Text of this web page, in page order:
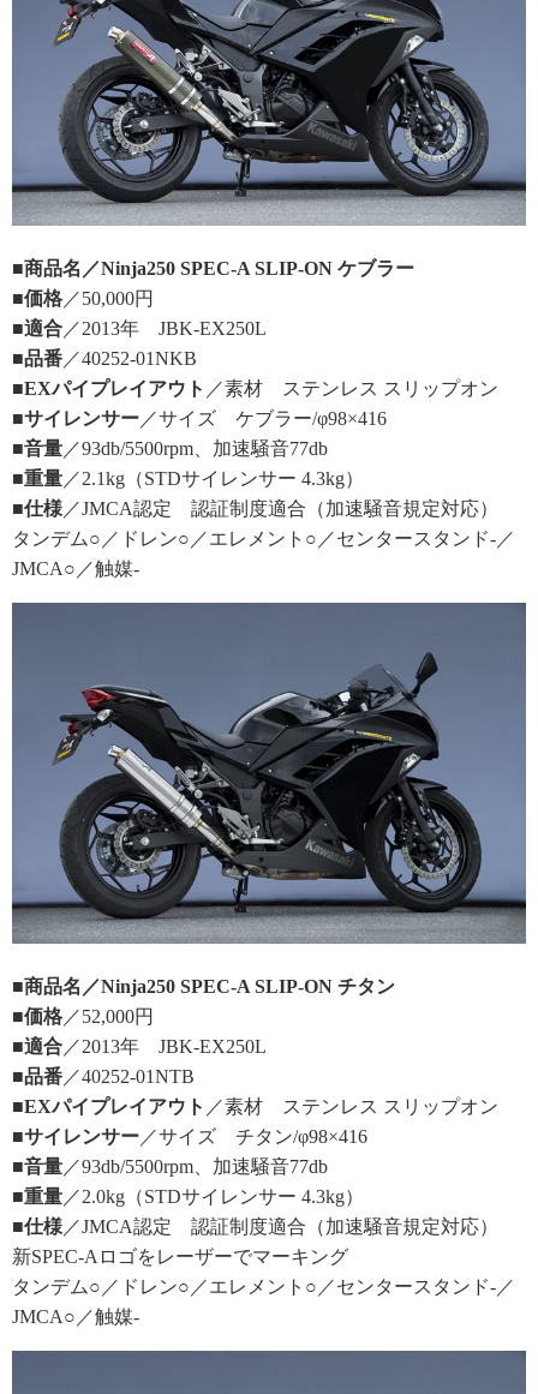
■商品名／Ninja250 SPEC-A SLIP-ON ケブラー
■価格 ／50,000円
■適合 ／2013年 JBK-EX250L
■品番 ／40252-01NKB
■EXパイプレイアウト ／素材 ステンレス スリップオン
■サイレンサー ／サイズ ケブラー/φ98×416
■音量 ／93db/5500rpm、加速騒音77db
■重量 ／2.1kg（STDサイレンサー 4.3kg）
■仕様 ／JMCA認定 認証制度適合（加速騒音規定対応）
タンデム○／ドレン○／エレメント○／センタースタンド-／
JMCA○／触媒-
■商品名／Ninja250 SPEC-A SLIP-ON チタン
■価格 ／52,000円
■適合 ／2013年 JBK-EX250L
■品番 ／40252-01NTB
■EXパイプレイアウト ／素材 ステンレス スリップオン
■サイレンサー ／サイズ チタン/φ98×416
■音量 ／93db/5500rpm、加速騒音77db
■重量 ／2.0kg（STDサイレンサー 4.3kg）
■仕様 ／JMCA認定 認証制度適合（加速騒音規定対応）
新SPEC-Aロゴをレーザーでマーキング
タンデム○／ドレン○／エレメント○／センタースタンド-／
JMCA○／触媒-